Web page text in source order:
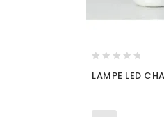
out
LAMPE LED